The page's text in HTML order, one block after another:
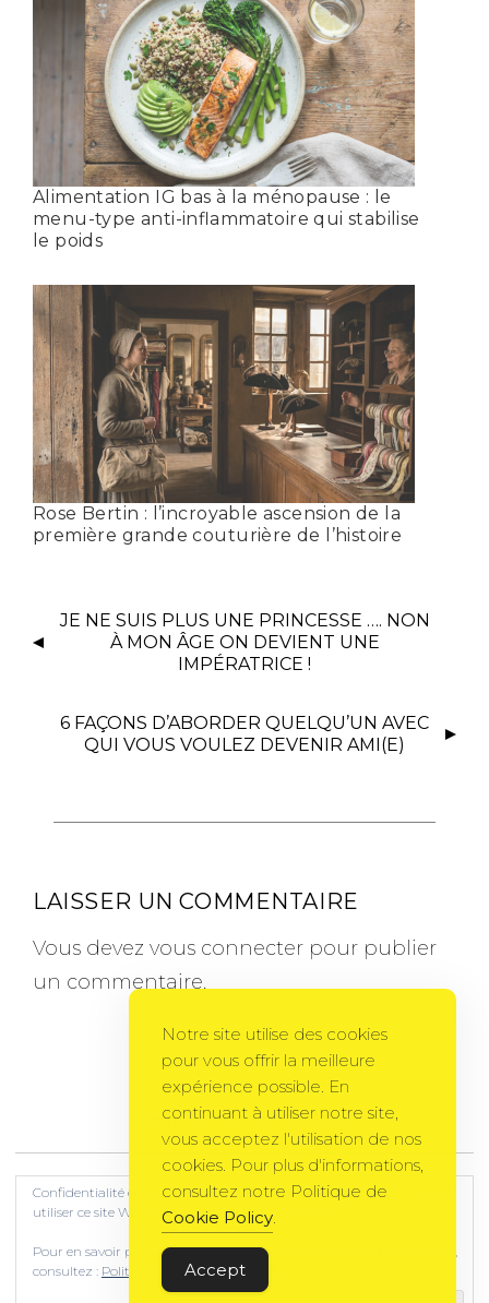
Alimentation IG bas à la ménopause : le
menu-type anti-inflammatoire qui stabilise
le poids
Rose Bertin : l’incroyable ascension de la
première grande couturière de l’histoire
JE NE SUIS PLUS UNE PRINCESSE …. NON
À MON ÂGE ON DEVIENT UNE
IMPÉRATRICE !
6 FAÇONS D’ABORDER QUELQU’UN AVEC
QUI VOUS VOULEZ DEVENIR AMI(E)
LAISSER UN COMMENTAIRE
Vous devez vous connecter pour publier
un commentaire.
Gema Theme by PixelGrade
Notre site utilise des cookies
pour vous offrir la meilleure
expérience possible. En
continuant à utiliser notre site,
vous acceptez l'utilisation de nos
cookies. Pour plus d'informations,
consultez notre Politique de
Cookie Policy.
Accept
Confidentialité et cookies : ce site utilise des cookies. En continuant à
utiliser ce site Web, vous acceptez leur utilisation.
Pour en savoir plus, notamment sur la façon de contrôler les cookies,
consultez : Politique relative aux cookies